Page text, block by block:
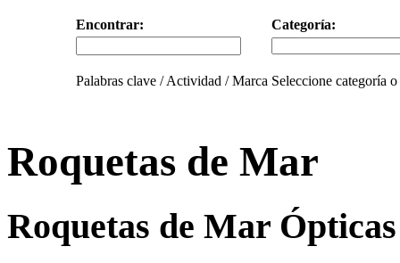
Encontrar: Categoría:
Palabras clave / Actividad / Marca Seleccione categoría
Roquetas de Mar
Roquetas de Mar Ópticas